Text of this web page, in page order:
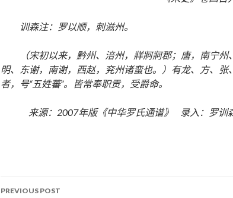
训森注：罗以顺，刺滋州。
（宋初以来，黔州、涪州，牂牁牁郡；唐，南宁州
明、东谢，南谢，西赵，兖州诸蛮也。）有龙、方、张
者，号“五姓蕃”。皆常奉职贡，受爵命。
来源：2007年版《中华罗氏通谱》 录入：罗训
PREVIOUS POST